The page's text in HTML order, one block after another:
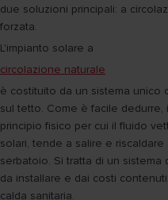
due soluzioni principali: a
forzata.
L'impianto solare a
circolazione naturale
è costituito da un sistema unico
sul tetto. Come è facile dedurre,
principio fisico per cui il fluido
solari, tende a salire e
serbatoio. Si tratta di un
da installare e dai costi
calda sanitaria.